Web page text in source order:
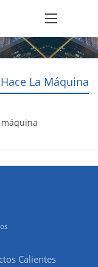
La Máquina
Calientes